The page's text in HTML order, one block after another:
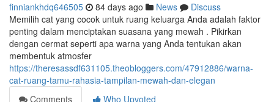
finniankhdq646505 84 days ago News
Discuss
Memilih cat yang cocok untuk ruang keluarga Anda adalah faktor
penting dalam menciptakan suasana yang mewah . Pikirkan
dengan cermat seperti apa warna yang Anda tentukan akan
membentuk atmosfer
https://theresassdf631105.theobloggers.com/47912886/warna-
cat-ruang-tamu-rahasia-tampilan-mewah-dan-elegan
Comments
Who Upvoted